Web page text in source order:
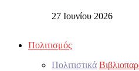
27 Ιουνίου 2026
Πολιτισμός
Πολιτιστικά